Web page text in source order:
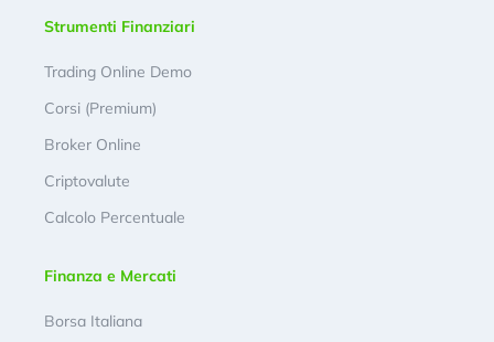
Strumenti Finanziari
Trading Online Demo
Corsi (Premium)
Broker Online
Criptovalute
Calcolo Percentuale
Finanza e Mercati
Borsa Italiana